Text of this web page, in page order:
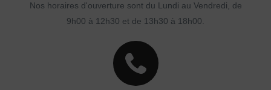
Nos horaires d'ouverture sont du Lundi au Vendredi, de
9h00 à 12h30 et de 13h30 à 18h00.